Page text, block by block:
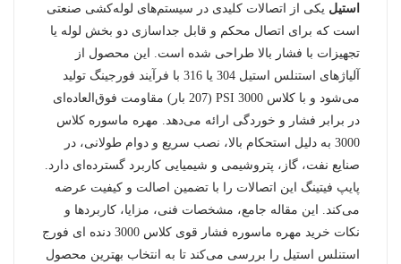
استیل یکی از اتصالات کلیدی در سیستم‌های لوله‌کشی صنعتی
است که برای اتصال محکم و قابل جداسازی دو بخش لوله یا
تجهیزات با فشار بالا طراحی شده است. این محصول از
آلیاژهای استنلس استیل 304 یا 316 با فرآیند فورجینگ تولید
می‌شود و با کلاس 3000 PSI (207 بار) مقاومت فوق‌العاده‌ای
در برابر فشار و خوردگی ارائه می‌دهد. مهره ماسوره کلاس
3000 به دلیل استحکام بالا، نصب سریع و دوام طولانی، در
صنایع نفت، گاز، پتروشیمی و شیمیایی کاربرد گسترده‌ای دارد.
پایپ فیتینگ این اتصالات را با تضمین اصالت و کیفیت عرضه
می‌کند. این مقاله جامع، مشخصات فنی، مزایا، کاربردها و
نکات خرید مهره ماسوره فشار قوی کلاس 3000 دنده ای فورج
استنلس استیل را بررسی می‌کند تا به انتخاب بهترین محصول